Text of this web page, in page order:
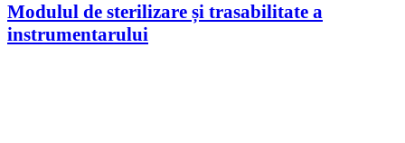
Modulul de sterilizare și trasabilitate a
instrumentarului